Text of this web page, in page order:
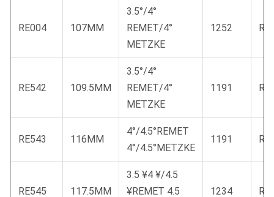
RE004 107MM
3.5°/4°
REMET/4°
METZKE
1252
RE542 109.5MM
3.5°/4°
REMET/4°
METZKE
1191
RE543 116MM
4°/4.5°REMET
4°/4.5°METZKE
1191
RE545 117.5MM
3.5 ¥4 ¥/4.5
¥REMET 4.5
1234